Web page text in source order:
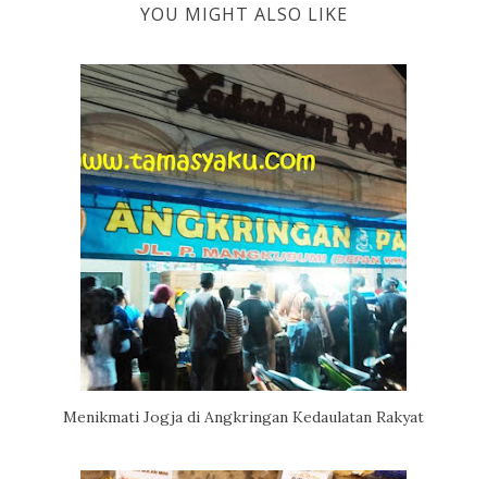
YOU MIGHT ALSO LIKE
Menikmati Jogja di Angkringan Kedaulatan Rakyat